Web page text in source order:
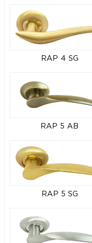
RAP 4 SG
RAP 5 AB
RAP 5 SG